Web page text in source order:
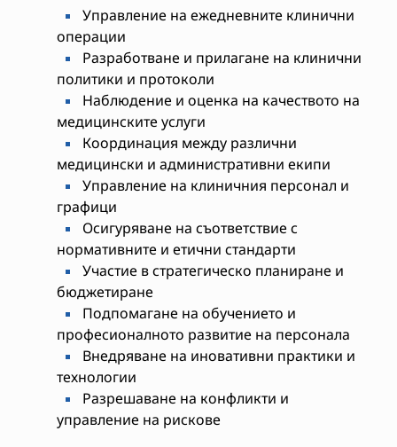
Управление на ежедневните клинични
операции
Разработване и прилагане на клинични
политики и протоколи
Наблюдение и оценка на качеството на
медицинските услуги
Координация между различни
медицински и административни екипи
Управление на клиничния персонал и
графици
Осигуряване на съответствие с
нормативните и етични стандарти
Участие в стратегическо планиране и
бюджетиране
Подпомагане на обучението и
професионалното развитие на персонала
Внедряване на иновативни практики и
технологии
Разрешаване на конфликти и
управление на рискове